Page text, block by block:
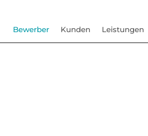
Bewerber Kunden Leistungen